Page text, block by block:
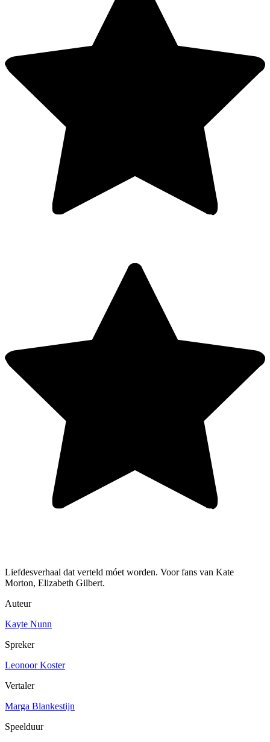
Liefdesverhaal dat verteld móet worden. Voor fans van Kate
Morton, Elizabeth Gilbert.
Auteur
Kayte Nunn
Spreker
Leonoor Koster
Vertaler
Marga Blankestijn
Speelduur